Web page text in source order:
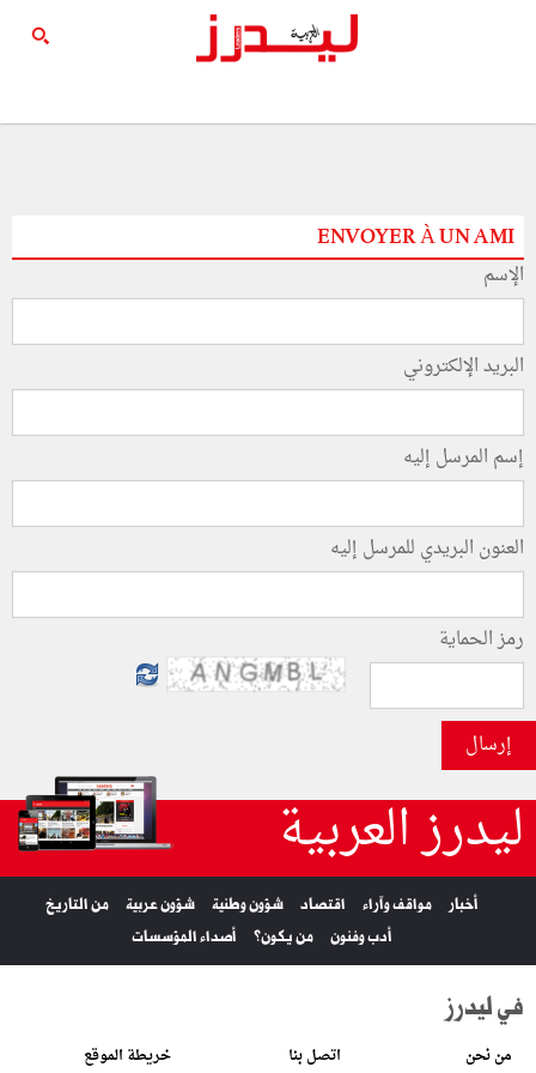
ENVOYER À UN AMI
الإسم
البريد الإلكتروني
إسم المرسل إليه
العنون البريدي للمرسل إليه
رمز الحماية
إرسال
ليدرز العربية
أخبار مواقف وآراء اقتصاد شؤون وطنية شؤون عربية
من التاريخ
أدب وفنون
من يكون؟ أصداء المؤسسات
في ليدرز
من نحن اتصل بنا خريطة الموقع